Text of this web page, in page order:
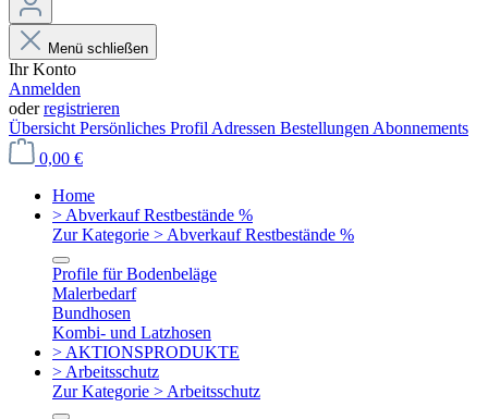
Menü schließen
Ihr Konto
Anmelden
oderregistrieren
Übersicht Persönliches Profil Adressen Bestellungen Abonnements
0,00 €
Home
> Abverkauf Restbestände %
Zur Kategorie > Abverkauf Restbestände %
Profile für Bodenbeläge
Malerbedarf
Bundhosen
Kombi- und Latzhosen
> AKTIONSPRODUKTE
> Arbeitsschutz
Zur Kategorie > Arbeitsschutz